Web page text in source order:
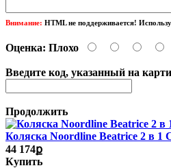
Внимание: HTML не поддерживается!
Оценка: Плохо
Введите код, указанный на
Продолжить
Коляска Noordline Beatrice 2 в 1
44 174ք
Купить